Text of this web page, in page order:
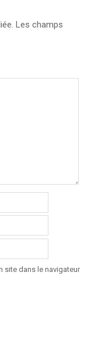
Les champs
site dans le navigateur